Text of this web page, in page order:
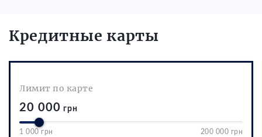
Кредитные карты
Лимит по карте
20 000 грн
1 000 грн 200 000 грн